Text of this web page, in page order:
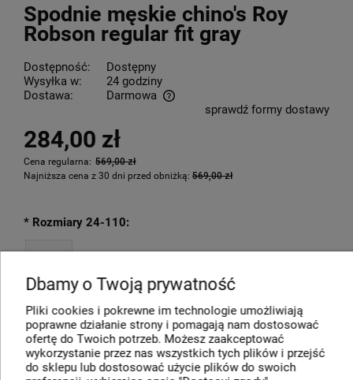
Spodnie męskie chino's Roy
Robson regular fit gray
Dostępność:
Dostępny
Wysyłka w:
24 godziny
Dostawa:
Darmowa
Cena nie zawiera ewentualnych kosztów płatnościsprawdź formy dostawy
284,00 zł
Cena regularna: 569,00 zł
Najniższa cena z 30 dni przed obniżką: 569,00 zł
* Rozmiary 24-110:
DO KOSZYKA
Dbamy o Twoją prywatność
Pliki cookies i pokrewne im technologie umożliwiają
poprawne działanie strony i pomagają nam dostosować
ofertę do Twoich potrzeb. Możesz zaakceptować
wykorzystanie przez nas wszystkich tych plików i przejść
do sklepu lub dostosować użycie plików do swoich